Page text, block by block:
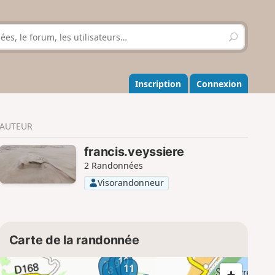
R
e
h
e
r
r
Inscription Connexion
AUTEUR
francis.veyssiere
2 Randonnées
Visorandonneur
Carte de la randonnée
78910
11